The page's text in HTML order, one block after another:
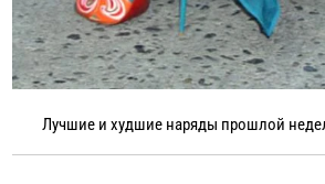
Лучшие и худшие наряды прошлой